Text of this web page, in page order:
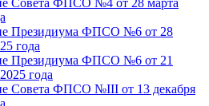
Президиума ФПСО №6 от 28
года
Президиума ФПСО №6 от 21
года
Совета ФПСО №III от 13 декабря